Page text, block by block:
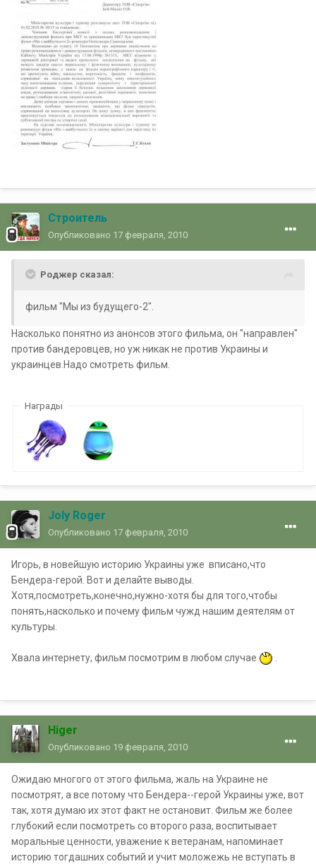
Строитель
Опубликовано 17 февраля, 2010
Роджер сказал:
фильм "Мы из будущего-2".
Насколько понятно из анонсов этого фильма, он "направлен"
против бандеровцев, но уж никак не против Украины и
украинцев.Надо смотреть фильм.
Награды
Joly Roger
Опубликовано 17 февраля, 2010
Игорь, в новейшую историю Украины уже вписано,что
Бендера-герой. Вот и делайте выводы.
Хотя,посмотреть,конечно,нужно-хотя бы для того,чтобы
понять,насколько и почему фильм чужд нашим деятелям от
культуры.
Хвала интернету, фильм посмотрим в любом случае
Higer
Опубликовано 19 февраля, 2010
Ожидаю многого от этого фильма, жаль на Украине не
посмотрят, а все потому что Бендера--герой Украины уже, вот
так, хотя думаю их этот факт не остановит. Фильм же более
глубокий если посмотреть со второго раза, воспитывает
моральные ценности, уважение к ветеранам, напоминает
историю тогдашних событий и учит моложежь не вступать в